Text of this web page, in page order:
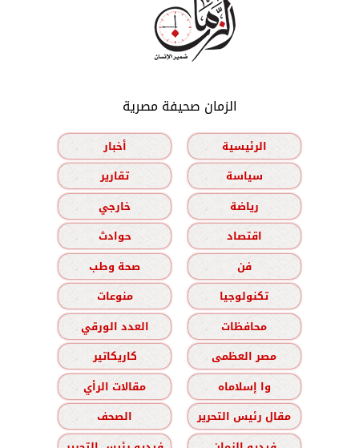
الزمان صحيفة مصرية
الرئيسية
أخبار
سياسة
تقارير
رياضة
خارجي
اقتصاد
حوادث
فن
صحة وطب
تكنولوجيا
منوعات
محافظات
العدد الورقي
مصر العظمى
كاريكاتير
وا إسلاماه
مقالات الرأي
مقال رئيس التحرير
الصحف